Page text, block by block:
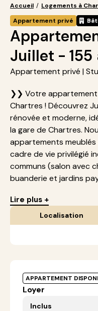
Accueil / Logements à
Appartement privé
Juillet - 155
Appartement privé |
❯❯ Votre appartement
Chartres ! Découvrez
rénovée et moderne,
la gare de Chartres.
appartements meublés
cadre de vie privilégié
communs (salon avec
buanderie et jardins
Lire plus +
Localisation
APPARTEMENT
Loyer
Inclus